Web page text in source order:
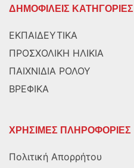
ΔΗΜΟΦΙΛΕΙΣ ΚΑΤΗΓΟΡΙΕΣ
ΕΚΠΑΙΔΕΥΤΙΚΑ
ΠΡΟΣΧΟΛΙΚΗ ΗΛΙΚΙΑ
ΠΑΙΧΝΙΔΙΑ ΡΟΛΟΥ
ΒΡΕΦΙΚΑ
ΧΡΗΣΙΜΕΣ ΠΛΗΡΟΦΟΡΙΕΣ
Πολιτική Απορρήτου